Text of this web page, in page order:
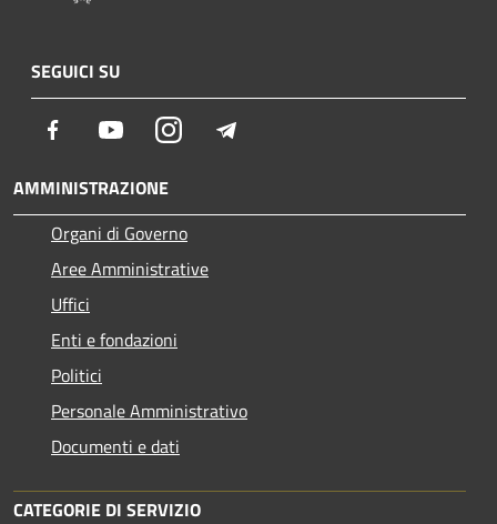
SEGUICI SU
Facebook YoutubeInstagram
AMMINISTRAZIONE
Organi di Governo
Aree Amministrative
Uffici
Enti e fondazioni
Politici
Personale Amministrativo
Documenti e dati
CATEGORIE DI SERVIZIO